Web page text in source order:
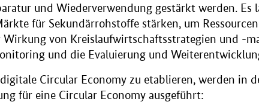
und Wiederverwendung gestärkt werden. Es
für Sekundärrohstoffe stärken, um
von Kreislaufwirtschaftsstrategien und -
und die Evaluierung und
Circular Economy zu etablieren, werden in
für eine Circular Economy ausgeführt: